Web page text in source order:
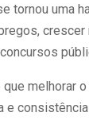
tornou uma
crescer
que melhorar
e